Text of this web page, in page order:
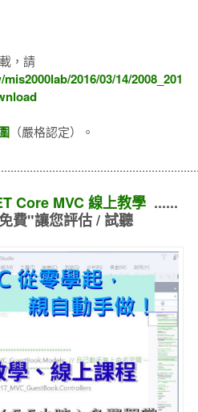
，請
2016/03/14/2008_201
（嚴格認定）。
Core MVC 線上教學......
費"讓您評估 / 試聽